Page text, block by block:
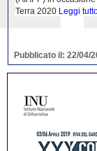
Terra 2020 Leggi
Pubblicato il: 22/04/